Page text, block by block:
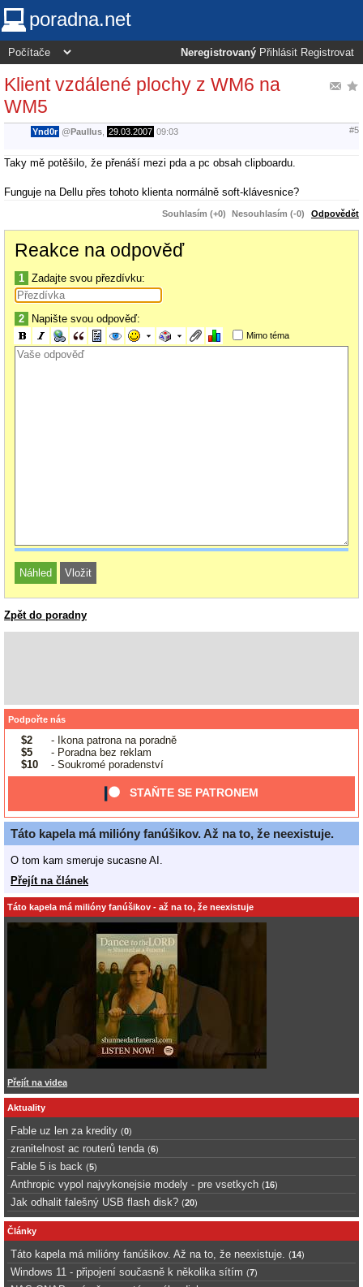
poradna.net
Neregistrovaný Přihlásit Registrovat
Klient vzdálené plochy z WM6 na
WM5
Ynd0r @Paullus 29.03.2007 09:03 #5
Taky mě potěšilo, že přenáší mezi pda a pc obsah clipboardu.
Funguje na Dellu přes tohoto klienta normálně soft-klávesnice?
Souhlasím (+0) Nesouhlasím (-0) Odpovědět
Reakce na odpověď
1 Zadajte svou přezdívku:
2 Napište svou odpověď:
Mimo téma
Zpět do poradny
Podpořte nás
$2
- Ikona patrona na poradně
$5
- Poradna bez reklam
$10
- Soukromé poradenství
STAŇTE SE PATRONEM
Táto kapela má milióny fanúšikov. Až na to, že neexistuje.
O tom kam smeruje sucasne AI.
Přejít na článek
Táto kapela má milióny fanúšikov - až na to, že neexistuje
Přejít na videa
Aktuality
Fable uz len za kredity (0)
zranitelnost ac routerů tenda (6)
Fable 5 is back (5)
Anthropic vypol najvykonejsie modely - pre vsetkych (16)
Jak odhalit falešný USB flash disk? (20)
Články
Táto kapela má milióny fanúšikov. Až na to, že neexistuje. (14)
Windows 11 - připojení současně k několika sítím (7)